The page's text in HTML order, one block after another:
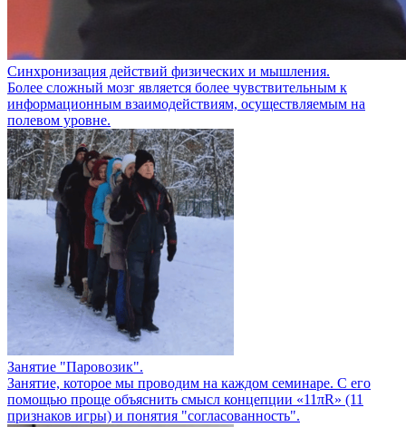
Синхронизация действий физических и мышления.
Более сложный мозг является более чувствительным к
информационным взаимодействиям, осуществляемым на
полевом уровне.
Занятие "Паровозик".
Занятие, которое мы проводим на каждом семинаре. С его
помощью проще объяснить смысл концепции «11πR» (11
признаков игры) и понятия "согласованность".